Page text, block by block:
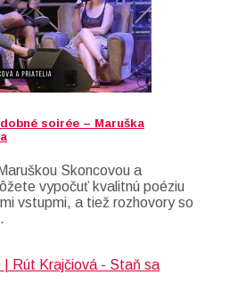
soirée – Maruška
Skoncovou a
vypočuť kvalitnú poéziu
vstupmi, a tiež rozhovory so